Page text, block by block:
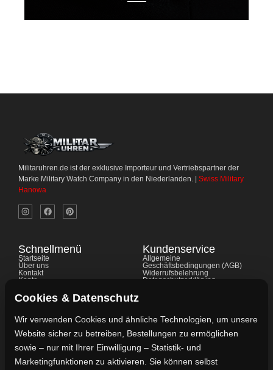
Militaruhren.de ist der exklusive Importeur und Vertriebspartner der
Marke Military Watch Company in den Niederlanden. | Swiss Military
Hanowa
Schnellmenü
Startseite
Über uns
Kontakt
Konto
FAQ's
Kundenservice
Allgemeine
Geschäftsbedingungen (AGB)
Widerrufsbelehrung
Datenschutzerklärung
Kontaktdaten
Vertreten durch:
Cookies & Datenschutz
Wir verwenden Cookies und ähnliche Technologien, um unsere
Website sicher zu betreiben, Bestellungen zu ermöglichen
sowie – nur mit Ihrer Einwilligung – Statistik- und
Marketingfunktionen zu aktivieren. Sie können selbst